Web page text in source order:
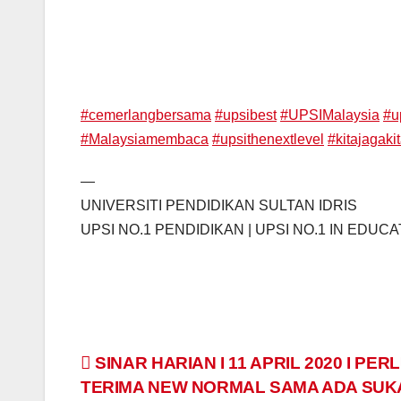
#cemerlangbersama #upsibest #UPSIMalaysia #
#Malaysiamembaca #upsithenextlevel #
—
UNIVERSITI PENDIDIKAN SULTAN IDRIS
UPSI NO.1 PENDIDIKAN | UPSI NO.1 IN
Navigasi
SINAR HARIAN I 11 APRIL 2020 I
TERIMA NEW NORMAL SAMA ADA